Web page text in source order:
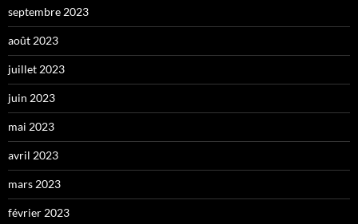
septembre 2023
août 2023
juillet 2023
juin 2023
mai 2023
avril 2023
mars 2023
février 2023